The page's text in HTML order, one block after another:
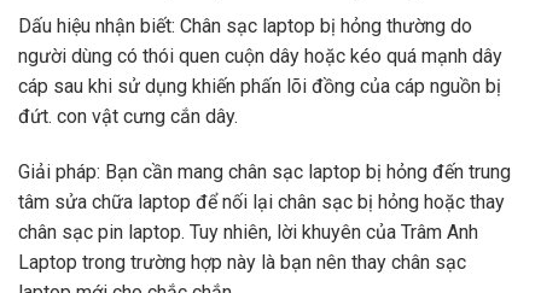
Dấu hiệu nhận biết: Chân sạc laptop bị hỏng thường do
người dùng có thói quen cuộn dây hoặc kéo quá mạnh dây
cáp sau khi sử dụng khiến phấn lõi đồng của cáp nguồn bị
đứt. con vật cưng cắn dây.
Giải pháp: Bạn cần mang chân sạc laptop bị hỏng đến trung
tâm sửa chữa laptop để nối lại chân sạc bị hỏng hoặc thay
chân sạc pin laptop. Tuy nhiên, lời khuyên của Trâm Anh
Laptop trong trường hợp này là bạn nên thay chân sạc